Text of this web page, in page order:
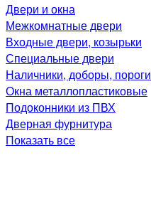
Двери и окна
Межкомнатные двери
Входные двери, козырьки
Специальные двери
Наличники, доборы, пороги
Окна металлопластиковые
Подоконники из ПВХ
Дверная фурнитура
Показать все